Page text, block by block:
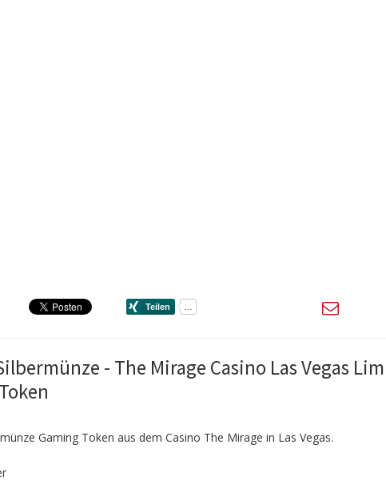
- The Mirage Casino Las Vegas
Gaming Token aus dem Casino The Mirage in Las Vegas.